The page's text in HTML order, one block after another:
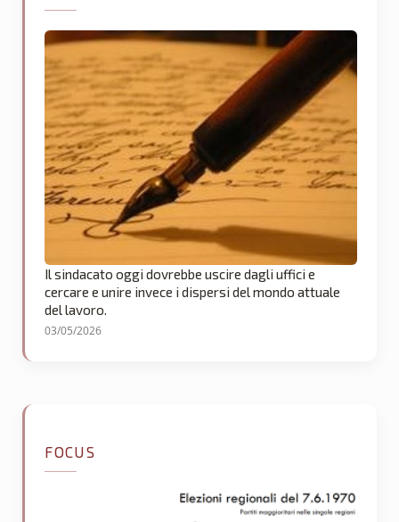
Il sindacato oggi dovrebbe uscire dagli uffici e
cercare e unire invece i dispersi del mondo attuale
del lavoro.
03/05/2026
FOCUS